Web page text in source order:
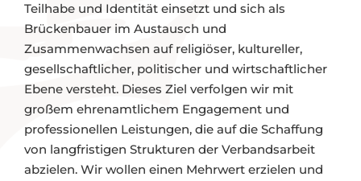
Teilhabe und Identität einsetzt und sich als
Brückenbauer im Austausch und
Zusammenwachsen auf religiöser, kultureller,
gesellschaftlicher, politischer und wirtschaftlicher
Ebene versteht. Dieses Ziel verfolgen wir mit
großem ehrenamtlichem Engagement und
professionellen Leistungen, die auf die Schaffung
von langfristigen Strukturen der Verbandsarbeit
abzielen. Wir wollen einen Mehrwert erzielen und